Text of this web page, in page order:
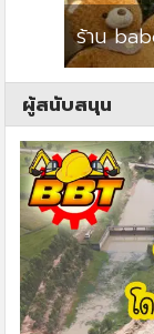
ร้าน
ผู้สนับสนุน